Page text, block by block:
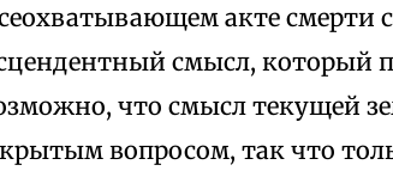
акте смерти
смысл, который
что смысл текущей
вопросом, так что